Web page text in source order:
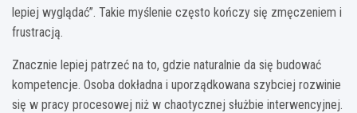
lepiej wyglądać”. Takie myślenie często kończy się zmęczeniem i
frustracją.
Znacznie lepiej patrzeć na to, gdzie naturalnie da się budować
kompetencje. Osoba dokładna i uporządkowana szybciej rozwinie
się w pracy procesowej niż w chaotycznej służbie interwencyjnej.